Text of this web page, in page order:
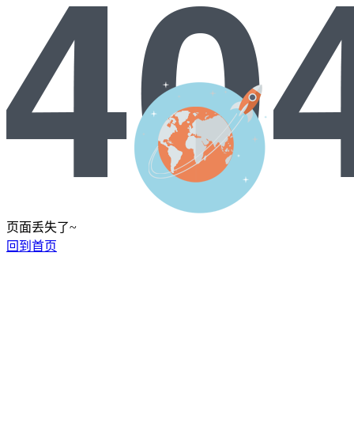
页面丢失了~
回到首页